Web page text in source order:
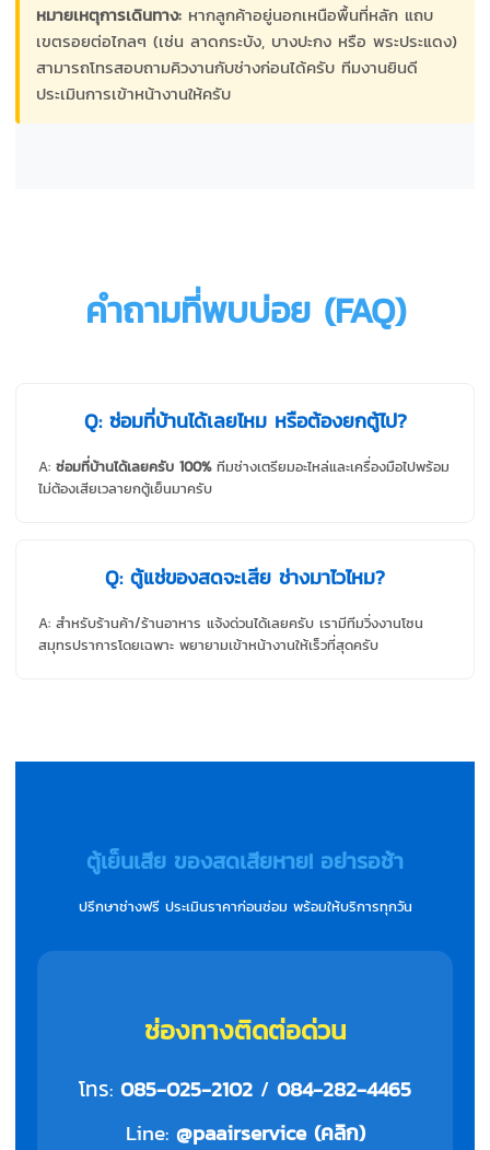
หมายเหตุการเดินทาง: หากลูกค้าอยู่นอกเหนือพื้นที่หลัก แถบ
เขตรอยต่อไกลๆ (เช่น ลาดกระบัง, บางปะกง หรือ พระประแดง)
สามารถโทรสอบถามคิวงานกับช่างก่อนได้ครับ ทีมงานยินดี
ประเมินการเข้าหน้างานให้ครับ
คำถามที่พบบ่อย (FAQ)
Q: ซ่อมที่บ้านได้เลยไหม หรือต้องยกตู้ไป?
A:ซ่อมที่บ้านได้เลยครับ 100%ทีมช่างเตรียมอะไหล่และเครื่องมือไปพร้อม
ไม่ต้องเสียเวลายกตู้เย็นมาครับ
Q: ตู้แช่ของสดจะเสีย ช่างมาไวไหม?
A: สำหรับร้านค้า/ร้านอาหาร แจ้งด่วนได้เลยครับ เรามีทีมวิ่งงานโซน
สมุทรปราการโดยเฉพาะ พยายามเข้าหน้างานให้เร็วที่สุดครับ
ตู้เย็นเสีย ของสดเสียหาย! อย่ารอช้า
ปรึกษาช่างฟรี ประเมินราคาก่อนซ่อม พร้อมให้บริการทุกวัน
ช่องทางติดต่อด่วน
โทร: 085-025-2102 / 084-282-4465
Line: @paairservice (คลิก)